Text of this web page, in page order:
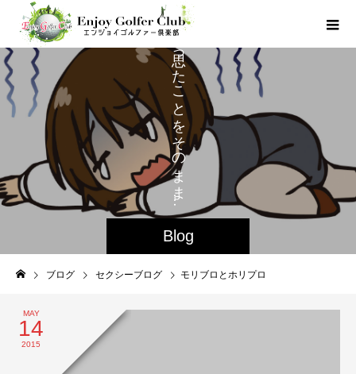
Blog
っ
た
こ
と
を
そ
の
ま
ま
…
ブログ セクシーブログ モリブロとホリプロ
MAY
14
2015